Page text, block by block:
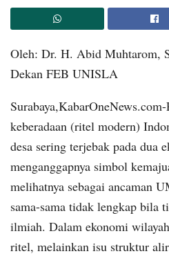
Oleh: Dr. H. Abid Muhtarom,
Dekan FEB UNISLA
keberadaan (ritel modern)
desa sering terjebak pada dua
menganggapnya simbol
melihatnya sebagai ancaman
sama-sama tidak lengkap bila
ilmiah. Dalam ekonomi
ritel, melainkan isu struktur